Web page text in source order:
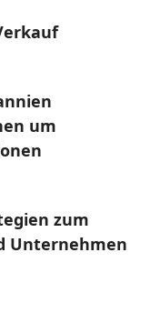
um
zum
Unternehmen